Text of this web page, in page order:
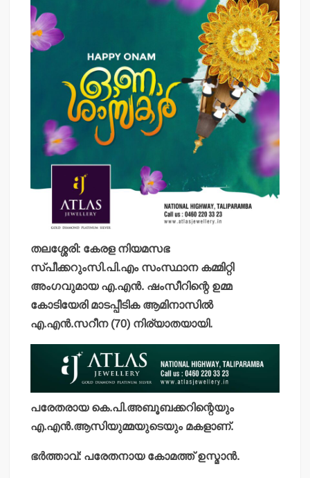
തലശ്ശേരി: കേരള നിയമസഭ
സ്പീക്കറുംസി.പി.എം സംസ്ഥാന കമ്മിറ്റി
അംഗവുമായ എ.എന്‍. ഷംസീറിന്റെ ഉമ്മ
കോടിയേരി മാടപ്പീടിക ആമിനാസില്‍
എ.എന്‍.സറീന (70) നിര്യാതയായി.
പരേതരായ കെ.പി.അബൂബക്കറിന്റെയും
എ.എന്‍.ആസിയുമ്മയുടെയും മകളാണ്.
ഭര്‍ത്താവ്: പരേതനായ കോമത്ത് ഉസ്മാന്‍.